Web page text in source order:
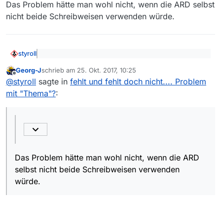
Das Problem hätte man wohl nicht, wenn die ARD selbst
nicht beide Schreibweisen verwenden würde.
styroll
Problem
Mach einfach eine Oder-Suche mittels Komma im Feld
“Thema/Titel”:
“Thema/Titel”. Wenn dann zu viele Einträge erscheinen,
kann man noch den Sender selektieren (hier: ARD).
Das Problem hätte man wohl nicht, wenn die ARD selbst
Offline
Georg-Jschrieb am 25. Okt. 2017, 10:25
zuletzt editiert von
@styroll sagte in fehlt und fehlt doch nicht.... Problem
mit "Thema"?:
Das Problem hätte man wohl nicht, wenn die ARD
selbst nicht beide Schreibweisen verwenden
würde.